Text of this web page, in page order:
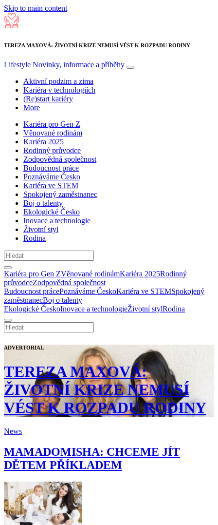
Skip to main content
TEREZA MAXOVÁ: ŽIVOTNÍ KRIZE NEMUSÍ VÉST K ROZPADU RODINY
Lifestyle Novinky, informace a příběhy
Aktivní podzim a zima
Kariéra v technologiích
(Re)start kariéry
More
Kariéra pro Gen Z
Věnované rodinám
Kariéra 2025
Rodinný průvodce
Zodpovědná společnost
Budoucnost práce
Poznáváme Česko
Kariéra ve STEM
Spokojený zaměstnanec
Boj o talenty
Ekologické Česko
Inovace a technologie
Životní styl
Rodina
Kariéra pro Gen ZVěnované rodinámKariéra 2025Rodinný
průvodceZodpovědná společnost
Budoucnost prácePoznáváme ČeskoKariéra ve STEMSpokojený
zaměstnanecBoj o talenty
Ekologické ČeskoInovace a technologieŽivotní stylRodina
ADVERTORIAL
TEREZA MAXOVÁ:
ŽIVOTNÍ KRIZE NEMUSÍ
VÉST K ROZPADU RODINY
News
MAMADOMISHA: CHCEME JÍT
DĚTEM PŘÍKLADEM